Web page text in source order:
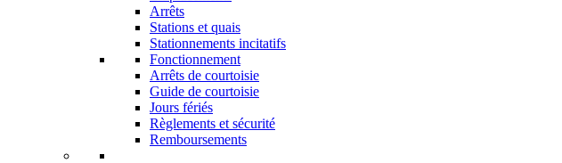
Arrêts
Stations et quais
Stationnements incitatifs​
Fonctionnement
Arrêts de courtoisie​
Guide de courtoisie
Jours fériés
Règlements et sécurité
Remboursements